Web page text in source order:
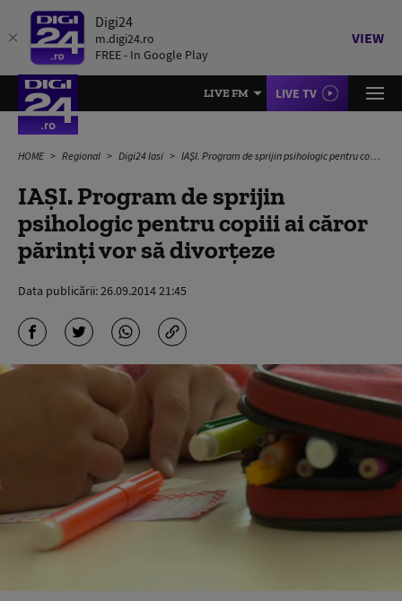
Digi24
m.digi24.ro
FREE - In Google Play
VIEW
LIVE FM LIVE TV
HOME Regional Digi24 Iasi IAŞI. Program de sprijin psihologic pentru copiii ai căror părinţi vor să divorţeze
IAŞI. Program de sprijin
psihologic pentru copiii ai căror
părinţi vor să divorţeze
Data publicării:26.09.2014 21:45